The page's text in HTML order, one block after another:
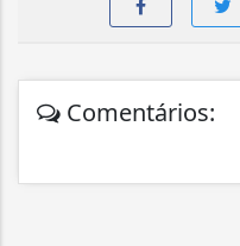
Comentários: